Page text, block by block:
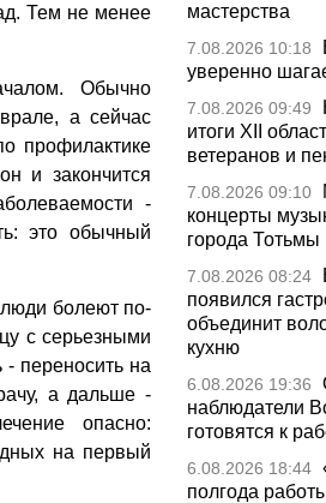
Тем не менее
Обычно
а сейчас
профилактике
и закончится
-
это обычный
болеют по-
с серьезными
- переносить на
а дальше -
опасно:
на первый
мастерства
7.08.2026 10:18
уверенно
7.08.2026 09:49
итоги XII
ветеранов и
7.08.2026 09:10
концерты
города Тотьмы
7.08.2026 08:24
появился
объединит
кухню
6.08.2026 19:36
наблюдатели
готовятся к
6.08.2026 18:44
полгода